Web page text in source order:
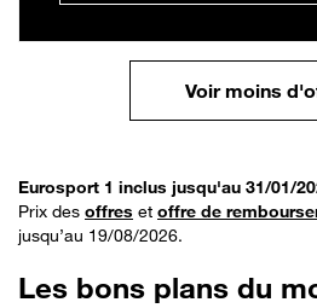
Voir moins
Eurosport 1 inclus jusqu'au 31/01/
Prix des offres et offre de
jusqu’au 19/08/2026.
Les bons plans du